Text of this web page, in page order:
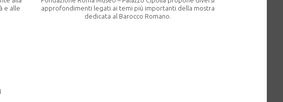
e alle
approfondimenti legati ai temi più importanti della mostra
dedicata al Barocco Romano.